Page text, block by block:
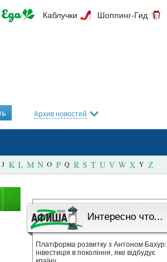
Каблучки Шоппинг-Гид
Архив новостей
J K L M N O P Q R S T U V W X Y Z
Интересно что...
Платформа розвитку з Антоном Бахур:
інвестиція в покоління, яке відбудує